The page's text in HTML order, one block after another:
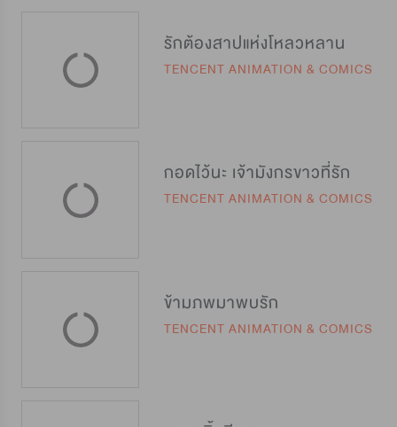
รักต้องสาปแห่งโหลวหลาน
TENCENT ANIMATION & COMICS
กอดไว้นะ เจ้ามังกรขาวที่รัก
TENCENT ANIMATION & COMICS
ข้ามภพมาพบรัก
TENCENT ANIMATION & COMICS